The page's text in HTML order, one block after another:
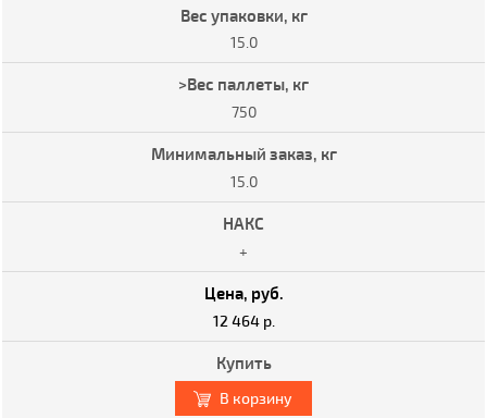
15.0
750
15.0
+
12 464 р.
В корзину